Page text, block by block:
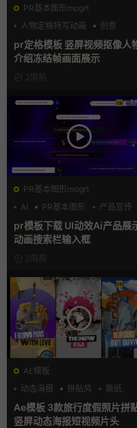
PR基本图形mogrt
人物定格特写动画
创意
动态海报
pr定格模板 竖屏视频抠像人
介绍冻结帧画面展示
2周前
PR基本图形mogrt
AI
PR基本图形 产品宣传
pr模板下载 UI动效Ai产品展
动画搜索栏输入框
2周前
AE模板
动态海报
拼贴风 撕纸
Ae模板 3款旅行度假照片拼
竖屏动态海报短视频片头